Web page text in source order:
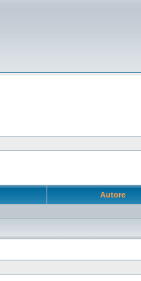
Autore